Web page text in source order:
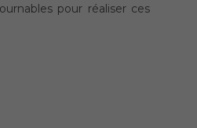
pour réaliser ces